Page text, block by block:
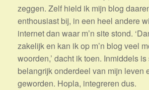
zeggen. Zelf hield ik mijn blog
enthousiast bij, in een heel andere
internet dan waar m’n site stond.
zakelijk en kan ik op m’n blog veel
woorden,’ dacht ik toen. Inmiddels
belangrijk onderdeel van mijn leven
geworden. Hopla, integreren dus.